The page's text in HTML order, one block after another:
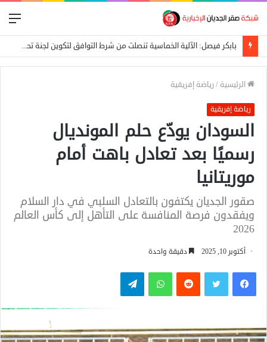
بابكر فيصل: الآلية الخماسية تنصلت من شرط التوافق لتكوين لجنة تحضيرية
الرئيسية / رياضة إفريقية
رياضة إفريقية
السودان يودّع حلم المونديال
رسميًا بعد تعادل باهت أمام
موريتانيا
صقور الجديان يكتفون بالتعادل السلبي في دار السلام
ويفقدون فرصة المنافسة على التأهل إلى كأس العالم
2026
أكتوبر 10, 2025 دقيقة واحدة
فيسبوكتويتر واتساب تيلقرام